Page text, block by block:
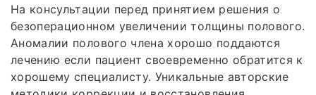
На консультации перед принятием решения о
безоперационном увеличении толщины полового.
Аномалии полового члена хорошо поддаются
лечению если пациент своевременно обратится к
хорошему специалисту. Уникальные авторские